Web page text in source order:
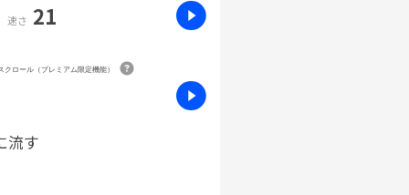
速さ 21
クロール（プレミアム限定機能）
流す